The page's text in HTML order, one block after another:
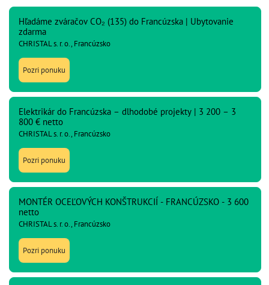
Hľadáme zváračov CO₂ (135) do Francúzska | Ubytovanie
zdarma
CHRISTAL s. r. o., Francúzsko
Pozri ponuku
Elektrikár do Francúzska – dlhodobé projekty | 3 200 – 3
800 € netto
CHRISTAL s. r. o., Francúzsko
Pozri ponuku
MONTÉR OCEĽOVÝCH KONŠTRUKCIÍ - FRANCÚZSKO - 3 600
netto
CHRISTAL s. r. o., Francúzsko
Pozri ponuku